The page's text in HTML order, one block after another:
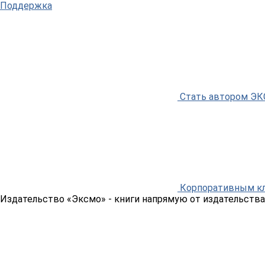
Поддержка
Стать автором
Корпоративным
Издательство «Эксмо» - книги напрямую от издательства